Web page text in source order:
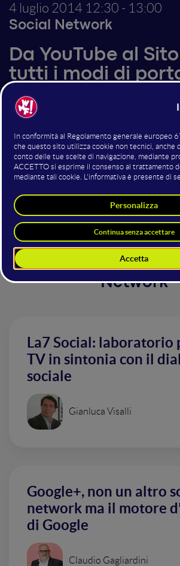
4 luglio 2014 12:30 - 13:00
Social Network
Da YouTube al
tutti i modi di
persone al sito!
su YouTube non c’è il pulsante
trasformare il video su YouTube in
vendita, generazione di traffico e di
video funzionano meglio a questo
per piccole e grandi aziende.
Altri interventi nella
Network
La7 Social: laboratorio
TV in sintonia con il
sociale
Gianluca Visalli
Google+, non un altro
network ma il motore
di Google
Claudio Gagliardini